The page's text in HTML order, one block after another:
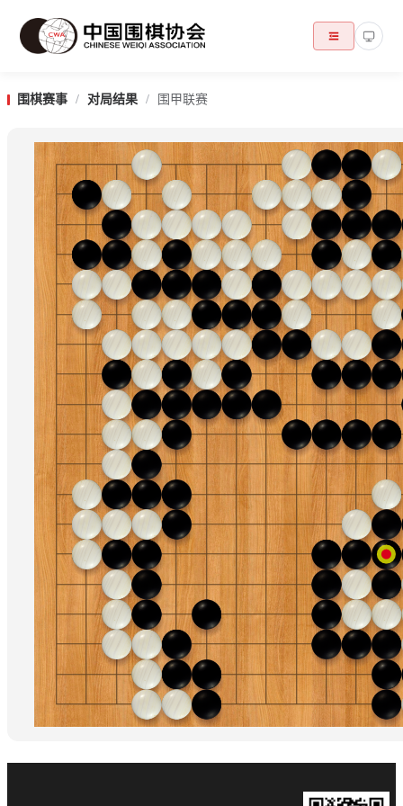
围棋赛事 / 对局结果 / 围甲联赛